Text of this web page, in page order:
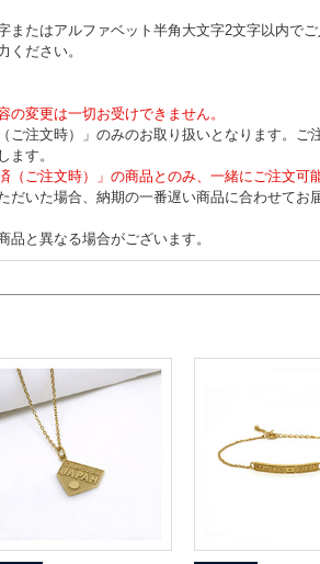
たはアルファベット半角大文字2文字以内でご
ださい。
の変更は一切お受けできません。
注文時）」のみのお取り扱いとなります。ご
ます。
（ご注文時）」の商品とのみ、一緒にご注文可
いた場合、納期の一番遅い商品に合わせてお
と異なる場合がございます。